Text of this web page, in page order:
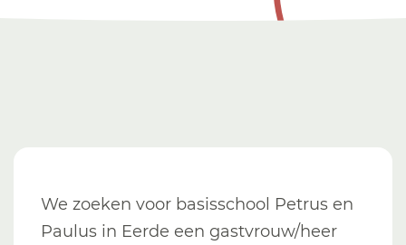
We zoeken voor basisschool Petrus en
Paulus in Eerde een gastvrouw/heer